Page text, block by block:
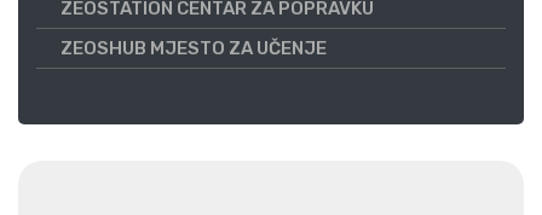
ZEOSTATION CENTAR ZA POPRAVKU
ZEOSHUB MJESTO ZA UČENJE